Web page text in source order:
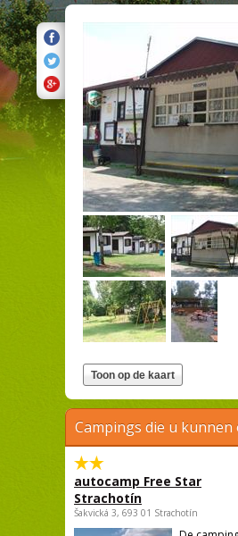
Campings die u
autocamp Free Star
Strachotín
Šakvická 3, 693 01 Strachotín